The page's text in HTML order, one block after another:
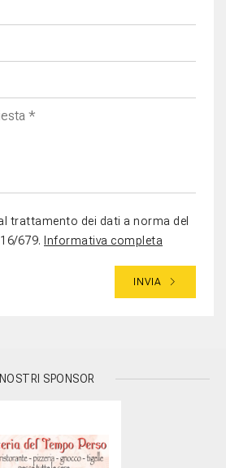
trattamento dei dati a norma del
679. Informativa completa
INVIA
I NOSTRI SPONSOR